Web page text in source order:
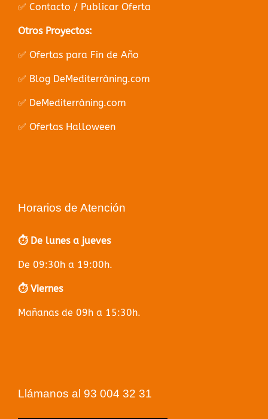
✅ Contacto / Publicar Oferta
Otros Proyectos:
✅ Ofertas para Fin de Año
✅ Blog DeMediterràning.com
✅ DeMediterràning.com
✅ Ofertas Halloween
Horarios de Atención
⏱️ De lunes a jueves
De 09:30h a 19:00h.
⏱️ Viernes
Mañanas de 09h a 15:30h.
Llámanos al 93 004 32 31